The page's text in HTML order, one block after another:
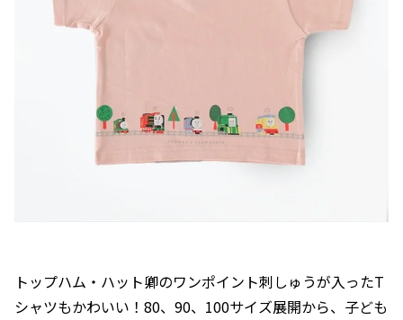
トップハム・ハット卿のワンポイント刺しゅうが入ったT
シャツもかわいい！80、90、100サイズ展開から、子ども